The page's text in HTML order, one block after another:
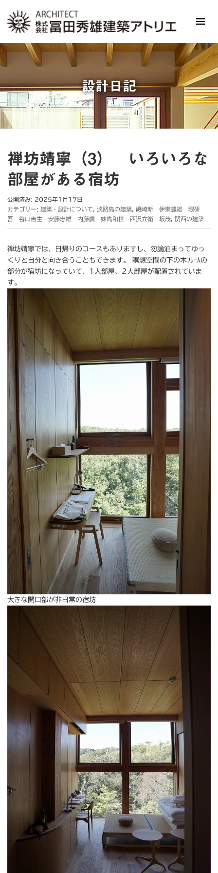
設計日記
禅坊靖寧（3） いろいろな
部屋がある宿坊
公開済み: 2025年1月17日
カテゴリー: 建築・設計について 淡路島の建築
磯崎新 伊東豊雄 隈研
吾 谷口吉生 安藤忠雄 内藤廣 妹島和世 西沢立衛 坂茂
関西の建築
禅坊靖寧では、日帰りのコースもありますし、勿論泊まってゆっ
くりと自分と向き合うこともできます。 瞑想空間の下の木ﾌﾚｰﾑの
部分が宿坊になっていて、1人部屋、2人部屋が配置されていま
す。
大きな開口部が非日常の宿坊